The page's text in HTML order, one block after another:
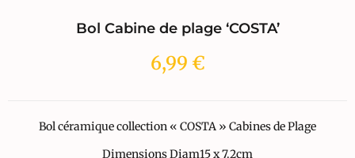
Bol Cabine de plage ‘COSTA’
6,99 €
Bol céramique collection « COSTA » Cabines de Plage
Dimensions Diam15 x 7.2cm